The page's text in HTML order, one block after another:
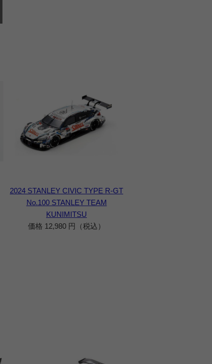
2024 STANLEY CIVIC TYPE R-GT
No.100 STANLEY TEAM
KUNIMITSU
価格 12,980 円（税込）